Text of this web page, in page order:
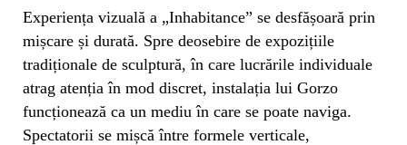
Experiența vizuală a „Inhabitance” se desfășoară prin
mișcare și durată. Spre deosebire de expozițiile
tradiționale de sculptură, în care lucrările individuale
atrag atenția în mod discret, instalația lui Gorzo
funcționează ca un mediu în care se poate naviga.
Spectatorii se mișcă între formele verticale,